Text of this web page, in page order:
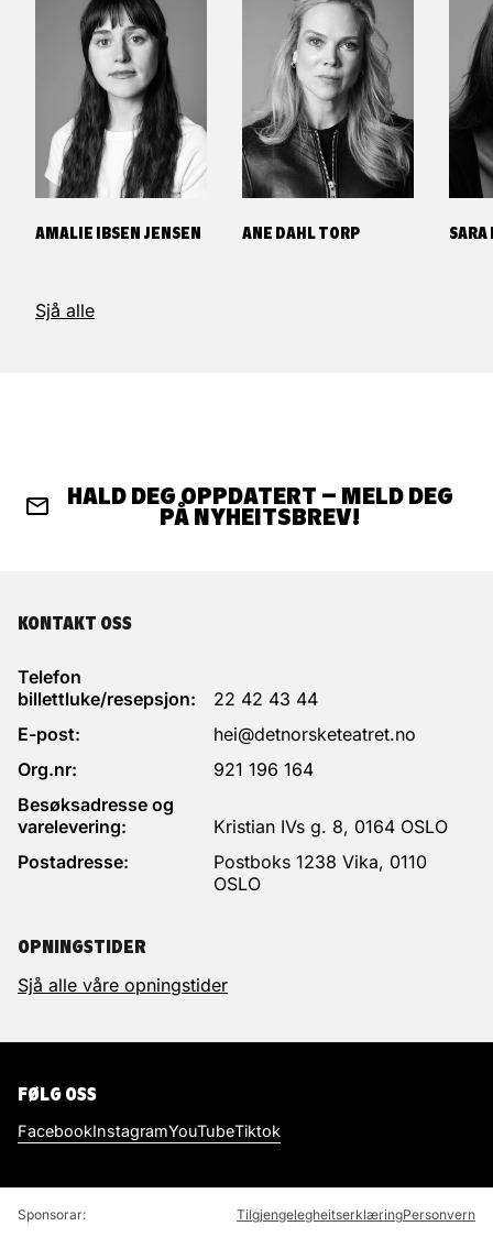
AMALIE IBSEN JENSEN ANE DAHL TORP
Sjå alle
HALD DEG OPPDATERT – MELD DEG
PÅ NYHEITSBREV!
KONTAKT OSS
Telefon
billettluke/resepsjon:
22 42 43 44
E-post:
hei@detnorsketeatret.no
Org.nr:
921 196 164
Besøksadresse og
varelevering:
Kristian IVs g. 8, 0164 OSLO
Postadresse:
Postboks 1238 Vika, 0110
OSLO
OPNINGSTIDER
Sjå alle våre opningstider
FØLG OSS
FacebookInstagramYouTubeTiktok
Sponsorar: TilgjengelegheitserklæringPersonvern